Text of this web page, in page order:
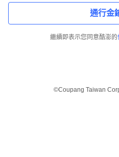
通行金
繼續即表示您同意酷澎的
©Coupang Taiwan